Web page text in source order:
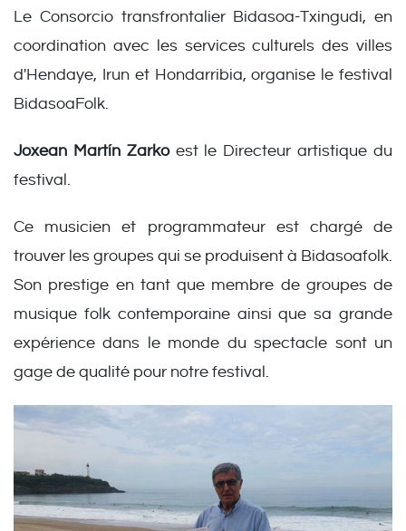
Le Consorcio transfrontalier Bidasoa-Txingudi, en
coordination avec les services culturels des villes
d'Hendaye, Irun et Hondarribia, organise le festival
BidasoaFolk.
Joxean Martín Zarkoest le Directeur artistique du
festival.
Ce musicien et programmateur est chargé de
trouver les groupes qui se produisent à Bidasoafolk.
Son prestige en tant que membre de groupes de
musique folk contemporaine ainsi que sa grande
expérience dans le monde du spectacle sont un
gage de qualité pour notre festival.